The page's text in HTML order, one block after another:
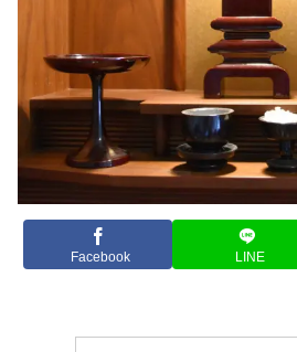
Facebook LINE